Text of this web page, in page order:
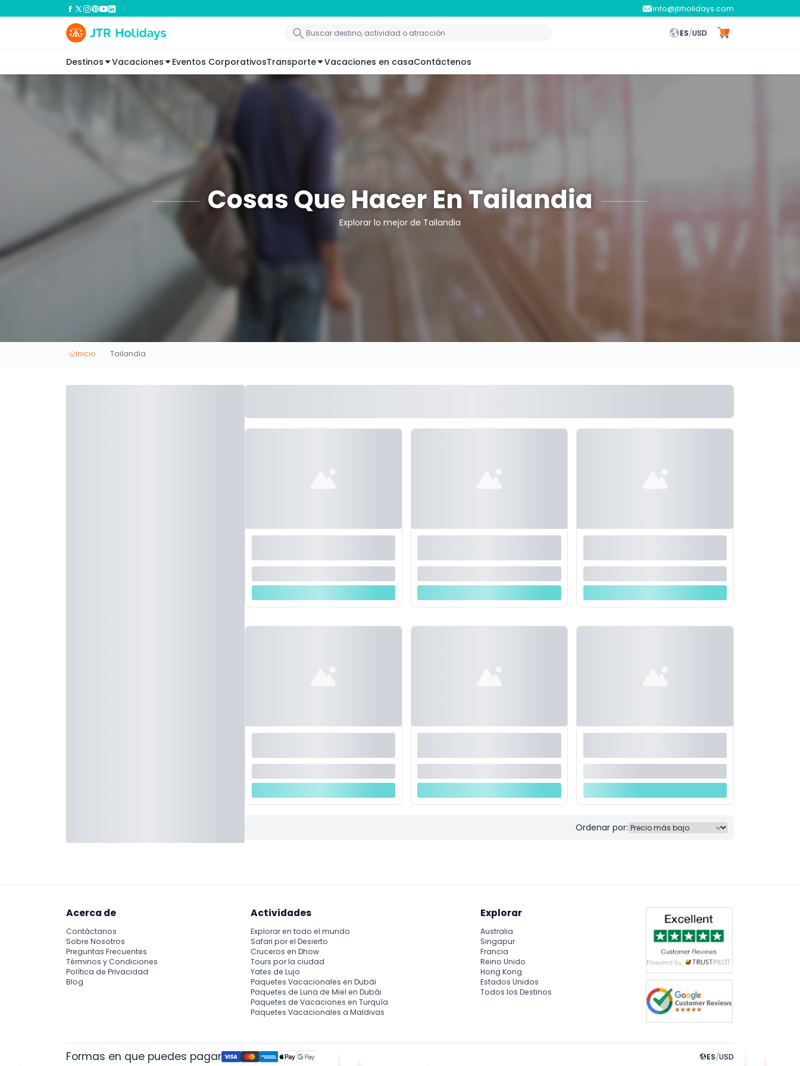
info@jtrholidays.com
ES/USD
Destinos Vacaciones Eventos CorporativosTransporte Vacaciones en casaContáctenos
Cosas Que Hacer En Tailandia
Explorar lo mejor de Tailandia
Inicio Tailandia
Ordenar por:
Acerca de
Contáctanos
Sobre Nosotros
Preguntas Frecuentes
Términos y Condiciones
Política de Privacidad
Blog
Actividades
Explorar en todo el mundo
Safari por el Desierto
Cruceros en Dhow
Tours por la ciudad
Yates de Lujo
Paquetes Vacacionales en Dubái
Paquetes de Luna de Miel en Dubái
Paquetes de Vacaciones en Turquía
Paquetes Vacacionales a Maldivas
Explorar
Australia
Singapur
Francia
Reino Unido
Hong Kong
Estados Unidos
Todos los Destinos
Formas en que puedes pagar ES/USD